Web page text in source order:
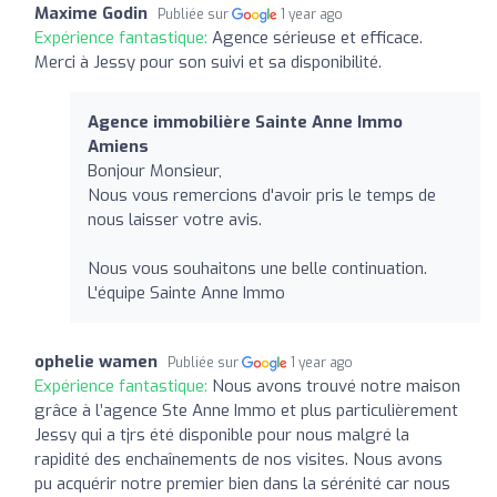
Maxime Godin Publiée sur 1 year ago
Expérience fantastique: Agence sérieuse et efficace.
Merci à Jessy pour son suivi et sa disponibilité.
Agence immobilière Sainte Anne Immo
Amiens
Bonjour Monsieur,
Nous vous remercions d'avoir pris le temps de
nous laisser votre avis.
Nous vous souhaitons une belle continuation.
L'équipe Sainte Anne Immo
ophelie wamen Publiée sur 1 year ago
Expérience fantastique: Nous avons trouvé notre maison
grâce à l’agence Ste Anne Immo et plus particulièrement
Jessy qui a tjrs été disponible pour nous malgré la
rapidité des enchaînements de nos visites. Nous avons
pu acquérir notre premier bien dans la sérénité car nous